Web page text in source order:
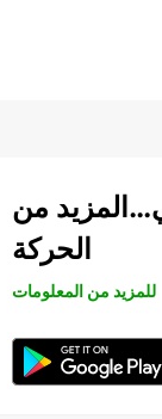
من
الحركة
للمزيد من المعلومات